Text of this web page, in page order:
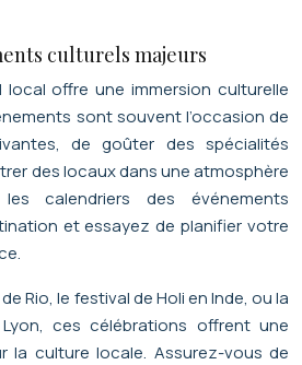
culturels majeurs
offre une immersion culturelle
sont souvent l’occasion de
de goûter des spécialités
des locaux dans une atmosphère
calendriers des événements
et essayez de planifier votre
Rio, le festival de Holi en Inde, ou la
ces célébrations offrent une
la culture locale. Assurez-vous de